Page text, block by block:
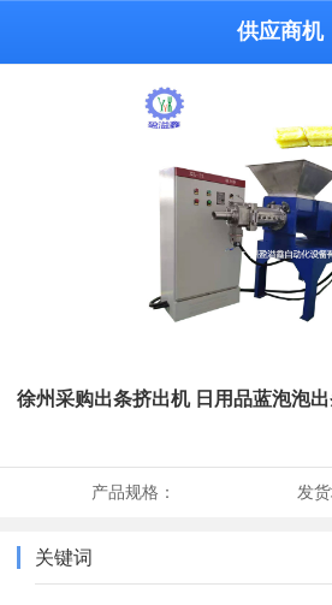
供应商机
徐州采购出条挤出机 日用品蓝泡泡
产品规格： 发
关键词